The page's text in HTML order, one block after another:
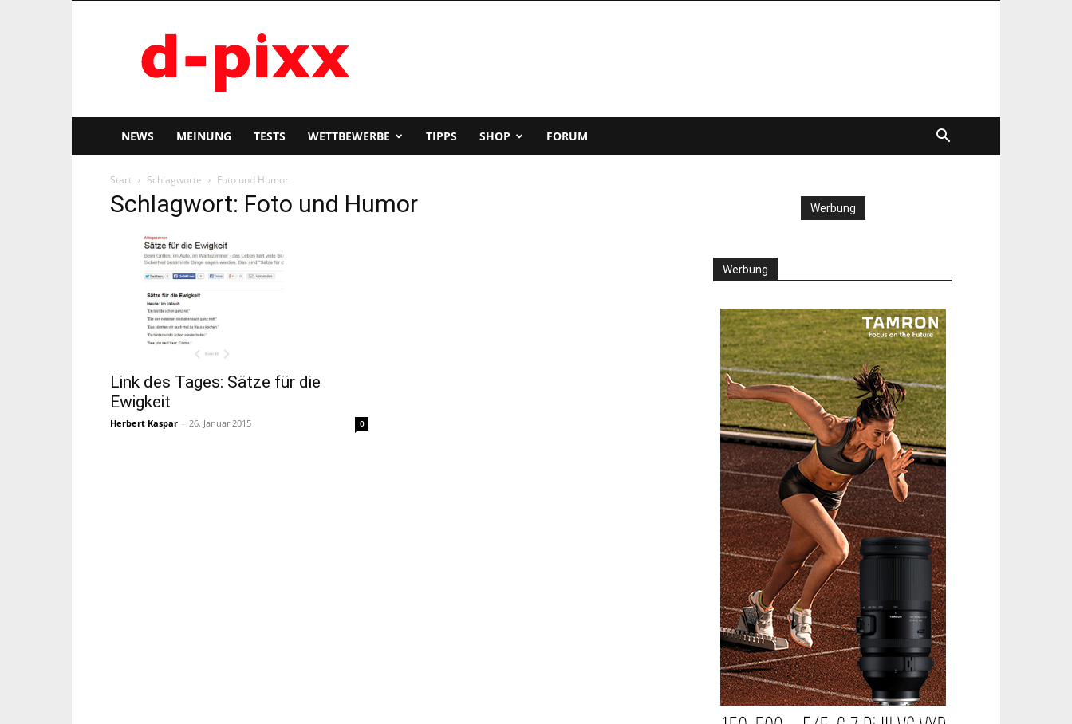
pixx
NEWS MEINUNG TESTS WETTBEWERBE TIPPS SHOP FORUM
Start Schlagworte Foto und Humor
Schlagwort: Foto und Humor
Link des Tages: Sätze für die
Ewigkeit
Herbert Kaspar - 26. Januar 2015 0
Werbung
Werbung